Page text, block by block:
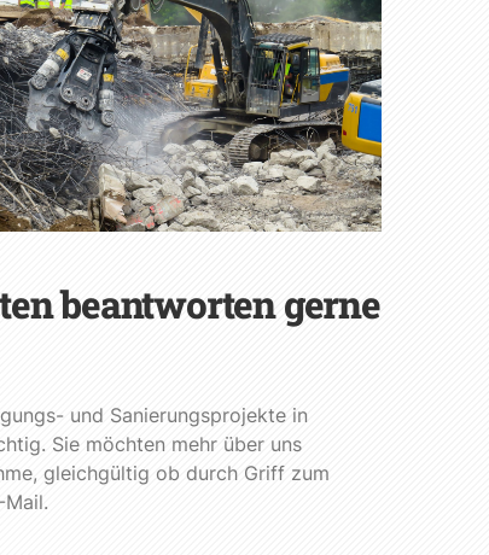
beantworten gerne
und Sanierungsprojekte in
Sie möchten mehr über uns
gleichgültig ob durch Griff zum